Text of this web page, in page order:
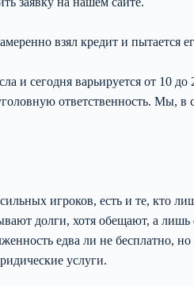
взял кредит и пытается
и сегодня варьируется от 10
ответственность. Мы, в
игроков, есть и те, кто
долги, хотя обещают, а лишь
едва ли не бесплатно, но
услуги.